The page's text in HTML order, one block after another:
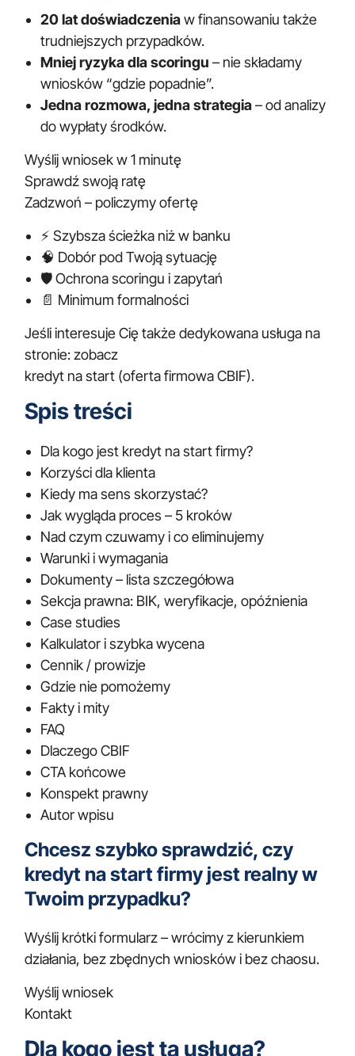
20 lat doświadczeniaw finansowaniu także
trudniejszych przypadków.
Mniej ryzyka dla scoringu – nie składamy
wniosków “gdzie popadnie”.
Jedna rozmowa, jedna strategia– od analizy
do wypłaty środków.
Wyślij wniosek w 1 minutę
Sprawdź swoją ratę
Zadzwoń – policzymy ofertę
⚡ Szybsza ścieżka niż w banku
🧠 Dobór pod Twoją sytuację
🛡️ Ochrona scoringu i zapytań
📄 Minimum formalności
Jeśli interesuje Cię także dedykowana usługa na
stronie: zobacz
kredyt na start (oferta firmowa CBIF).
Spis treści
Dla kogo jest kredyt na start firmy?
Korzyści dla klienta
Kiedy ma sens skorzystać?
Jak wygląda proces – 5 kroków
Nad czym czuwamy i co eliminujemy
Warunki i wymagania
Dokumenty – lista szczegółowa
Sekcja prawna: BIK, weryfikacje, opóźnienia
Case studies
Kalkulator i szybka wycena
Cennik / prowizje
Gdzie nie pomożemy
Fakty i mity
FAQ
Dlaczego CBIF
CTA końcowe
Konspekt prawny
Autor wpisu
Chcesz szybko sprawdzić, czy
kredyt na start firmy jest realny w
Twoim przypadku?
Wyślij krótki formularz – wrócimy z kierunkiem
działania, bez zbędnych wniosków i bez chaosu.
Wyślij wniosek
Kontakt
Dla kogo jest ta usługa?